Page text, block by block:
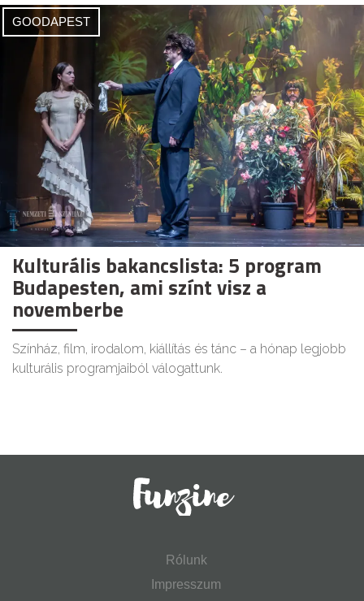
GOODAPEST
Kulturális bakancslista: 5 program
Budapesten, ami színt visz a
novemberbe
Színház, film, irodalom, kiállítás és tánc – a hónap legjobb
kulturális programjaiból válogattunk.
Rólunk
Impresszum